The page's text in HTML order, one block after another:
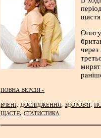
через
ПОВНА ВЕРСІЯ »
ВЧЕНІ, ДОСЛІДЖЕННЯ, ЗДОРОВ'Я,
ЩАСТЯ, СТАТИСТИКА